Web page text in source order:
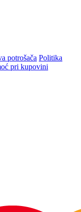
potrošača Politika
pri kupovini